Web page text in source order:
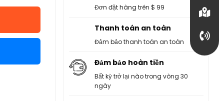
Đơn đặt hàng trên $ 99
Thanh toán an toàn
Đảm bảo thanh toán an toàn
Đảm bảo hoàn tiền
Bất kỳ trở lại nào trong vòng 30
ngày